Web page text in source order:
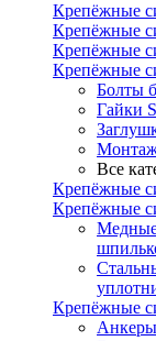
Крепёжные
Крепёжные
Крепёжные
Крепёжные
Болты
Гайки
Все
Крепёжные
Крепёжные
Крепёжные